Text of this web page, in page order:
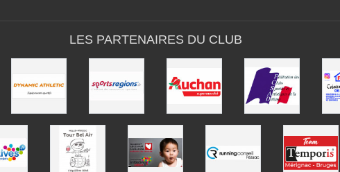
LES PARTENAIRES DU CLUB